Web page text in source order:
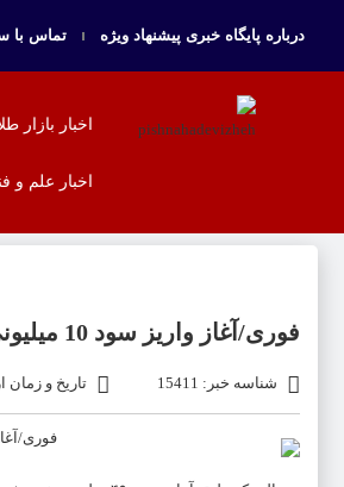
درباره پایگاه خبری پیشنهاد ویژه تماس با
اخبار بازار
اخبار علم و
فوری/آغاز واریز سود 10 میلیونی سهام عدالت برای این دهک ها | کسانیکه سهام عدالت ندارند بخوانند
شناسه خبر: 15411 تاریخ و زمان ارسال: 21 مارس